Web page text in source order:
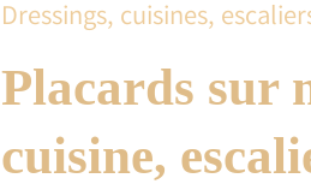
Dressings, cuisines,
Placards sur
cuisine,